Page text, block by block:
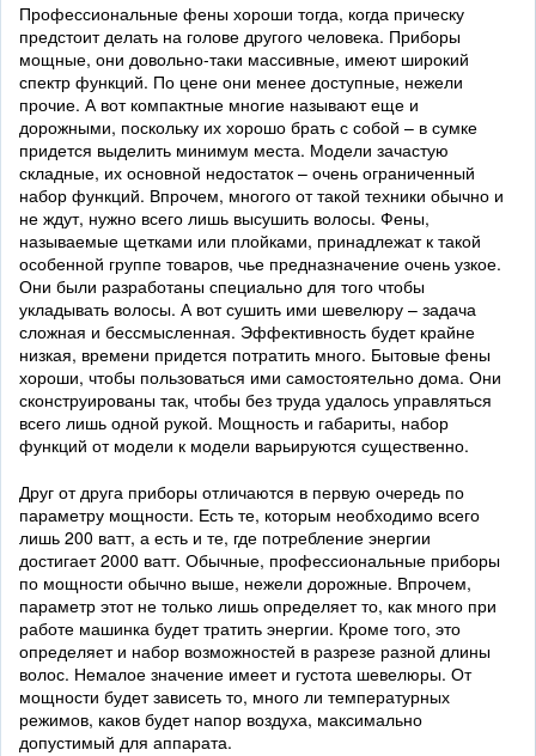
Профессиональные фены хороши тогда, когда прическу
предстоит делать на голове другого человека. Приборы
мощные, они довольно-таки массивные, имеют широкий
спектр функций. По цене они менее доступные, нежели
прочие. А вот компактные многие называют еще и
дорожными, поскольку их хорошо брать с собой – в сумке
придется выделить минимум места. Модели зачастую
складные, их основной недостаток – очень ограниченный
набор функций. Впрочем, многого от такой техники обычно и
не ждут, нужно всего лишь высушить волосы. Фены,
называемые щетками или плойками, принадлежат к такой
особенной группе товаров, чье предназначение очень узкое.
Они были разработаны специально для того чтобы
укладывать волосы. А вот сушить ими шевелюру – задача
сложная и бессмысленная. Эффективность будет крайне
низкая, времени придется потратить много. Бытовые фены
хороши, чтобы пользоваться ими самостоятельно дома. Они
сконструированы так, чтобы без труда удалось управляться
всего лишь одной рукой. Мощность и габариты, набор
функций от модели к модели варьируются существенно.
Друг от друга приборы отличаются в первую очередь по
параметру мощности. Есть те, которым необходимо всего
лишь 200 ватт, а есть и те, где потребление энергии
достигает 2000 ватт. Обычные, профессиональные приборы
по мощности обычно выше, нежели дорожные. Впрочем,
параметр этот не только лишь определяет то, как много при
работе машинка будет тратить энергии. Кроме того, это
определяет и набор возможностей в разрезе разной длины
волос. Немалое значение имеет и густота шевелюры. От
мощности будет зависеть то, много ли температурных
режимов, каков будет напор воздуха, максимально
допустимый для аппарата.